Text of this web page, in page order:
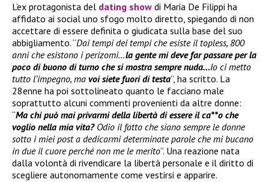
L’ex protagonista del dating show di Maria De Filippi ha
affidato ai social uno sfogo molto diretto, spiegando di non
accettare di essere definita o giudicata sulla base del suo
abbigliamento. “Dai tempi dei tempi che esiste il topless, 800
anni che esistono i perizomi…la gente mi deve far passare per la
poco di buono di turno che si mostra sempre nuda…Io ci metto
tutto l’impegno, ma voi siete fuori di testa”, ha scritto. La
28enne ha poi sottolineato quanto le facciano male
soprattutto alcuni commenti provenienti da altre donne:
“Ma chi può mai privarmi della libertà di essere il ca**o che
voglio nella mia vita? Odio il fatto che siano sempre le donne
sotto i miei post a dedicarmi determinate parole che mi bucano
in due il cuore perché non me le merito”. Una reazione nata
dalla volontà di rivendicare la libertà personale e il diritto di
scegliere autonomamente come vestirsi e apparire.